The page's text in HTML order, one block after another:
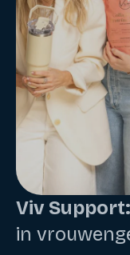
Viv Support:
in